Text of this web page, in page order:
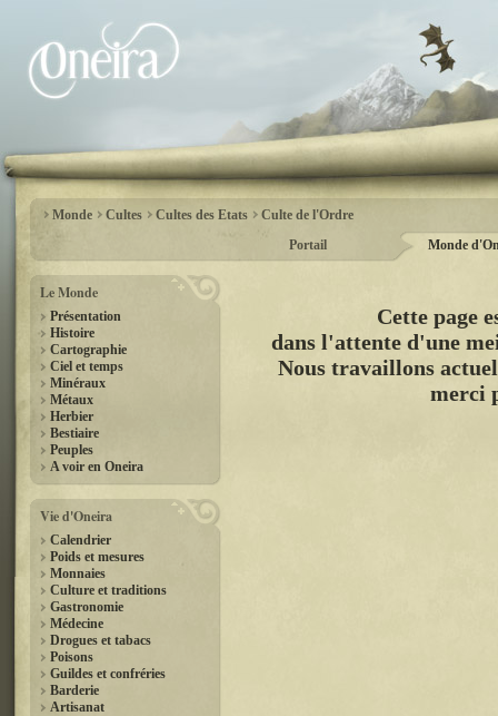
Monde Cultes Cultes des Etats
Culte de l'Ordre
Portail
Monde
Le Monde
Présentation
Histoire
Cartographie
Ciel et temps
Minéraux
Métaux
Herbier
Bestiaire
Peuples
A voir en Oneira
Vie d'Oneira
Calendrier
Poids et mesures
Monnaies
Culture et traditions
Gastronomie
Médecine
Drogues et tabacs
Poisons
Guildes et confréries
Barderie
Artisanat
Cette page
dans l'attente d'une
Nous travaillons
merci